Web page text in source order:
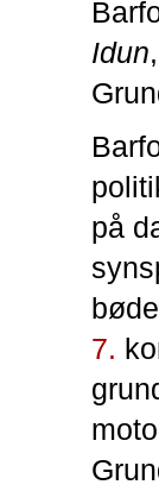
Idun
på
7.